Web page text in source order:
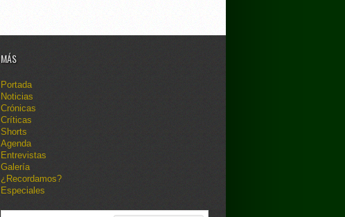
MÁS
Portada
Noticias
Crónicas
Críticas
Shorts
Agenda
Entrevistas
Galería
¿Recordamos?
Especiales